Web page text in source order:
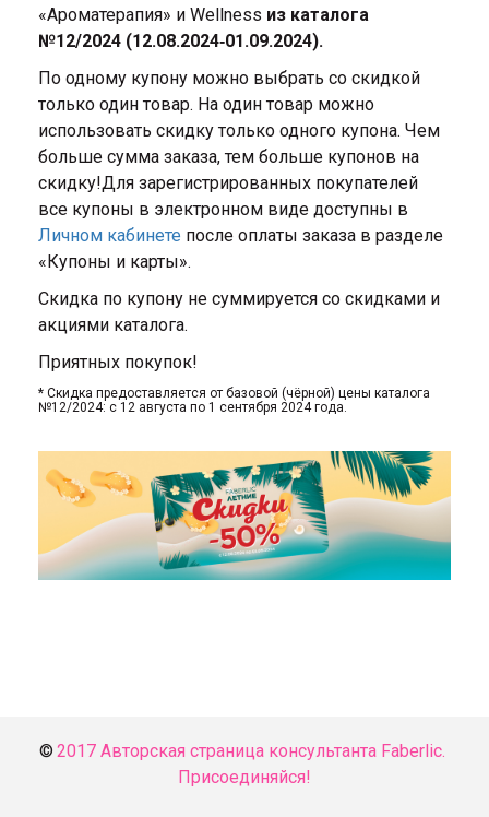
«Ароматерапия» и Wellness из каталога
№12/2024 (12.08.2024‑01.09.2024).
По одному купону можно выбрать со скидкой
только один товар. На один товар можно
использовать скидку только одного купона. Чем
больше сумма заказа, тем больше купонов на
скидку!Для зарегистрированных покупателей
все купоны в электронном виде доступны в
Личном кабинете после оплаты заказа в разделе
«Купоны и карты».
Скидка по купону не суммируется со скидками и
акциями каталога.
Приятных покупок!
* Скидка предоставляется от базовой (чёрной) цены каталога
№12/2024: с 12 августа по 1 сентября 2024 года.
©
Присоединяйся!